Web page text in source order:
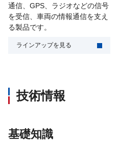
通信、GPS、ラジオなどの信号
を受信、車両の情報通信を支え
る製品です。
ラインアップを見る
技術情報
基礎知識